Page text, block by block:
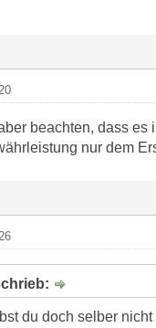
beachten, dass
nur dem
du doch selber nicht